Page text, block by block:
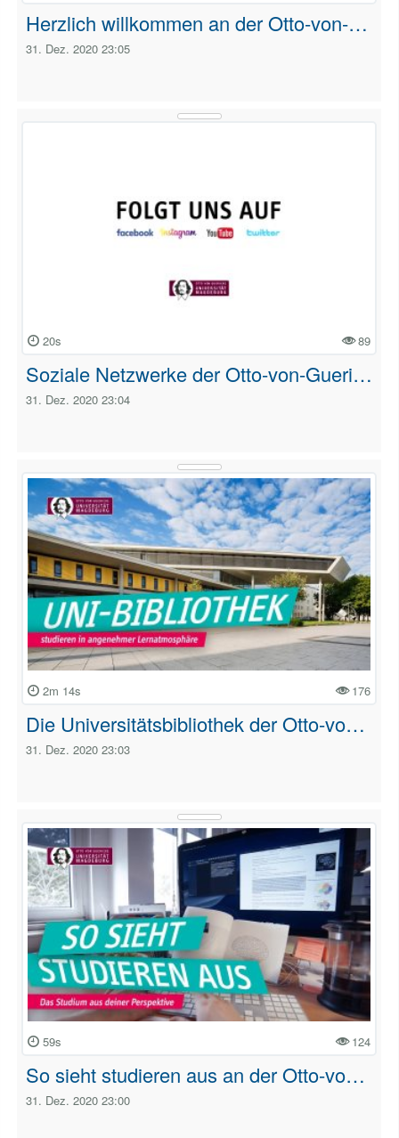
Herzlich willkommen an der Otto-von-…
31. Dez. 2020 23:05
20s 89
Soziale Netzwerke der Otto-von-Gueri…
31. Dez. 2020 23:04
2m 14s 176
Die Universitätsbibliothek der Otto-vo…
31. Dez. 2020 23:03
59s 124
So sieht studieren aus an der Otto-vo…
31. Dez. 2020 23:00